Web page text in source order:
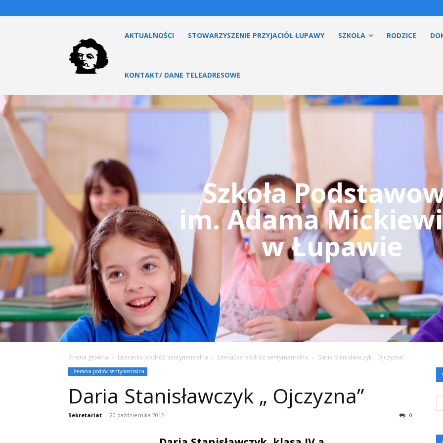
AKTUALNOŚCI STOWARZYSZENIE PRZYJACIÓŁ ŁUPAWY SZKOŁA RODZICE
KONTAKT/ DANE TELEADRESOWE
Szkoła
im. Adama
w Łupawie
Strona główna Literacka podróż sentymentalna Literacka podróż sentymentalna Daria Stanisławczyk „ Ojczyzna”
Literacka podróż sentymentalna
Daria Stanisławczyk „ Ojczyzna”
Sekretariat - 20 października 2012 0